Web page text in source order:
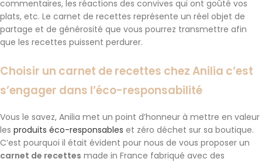
commentaires, les réactions des convives qui ont goûté vos
plats, etc. Le carnet de recettes représente un réel objet de
partage et de générosité que vous pourrez transmettre afin
que les recettes puissent perdurer.
Choisir un carnet de recettes chez Anilia c’est
s’engager dans l’éco-responsabilité
Vous le savez, Anilia met un point d’honneur à mettre en valeur
les produits éco-responsables et zéro déchet sur sa boutique.
C’est pourquoi il était évident pour nous de vous proposer un
carnet de recettes made in France fabriqué avec des